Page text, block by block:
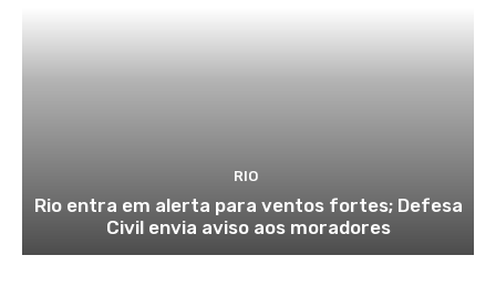
RIO
Rio entra em alerta para ventos fortes; Defesa
Civil envia aviso aos moradores